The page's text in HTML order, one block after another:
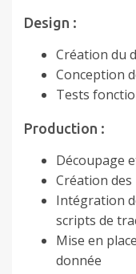
Design :
Création du
Conception
Tests
Production :
Découpage
Création des
Intégration
scripts de
Mise en
donnée